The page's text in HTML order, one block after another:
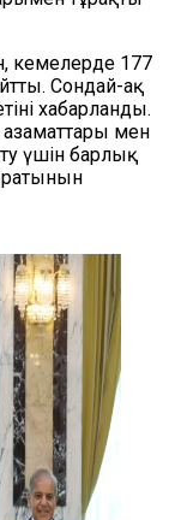
кемелерде 177
Сондай-ақ
хабарланды.
мен
үшін барлық